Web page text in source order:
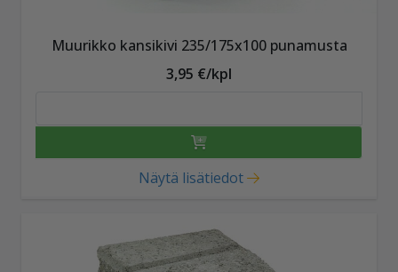
Muurikko kansikivi 235/175x100 punamusta
3,95 €/kpl
Näytä lisätiedot